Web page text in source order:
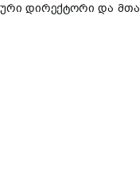
დირექტორი და